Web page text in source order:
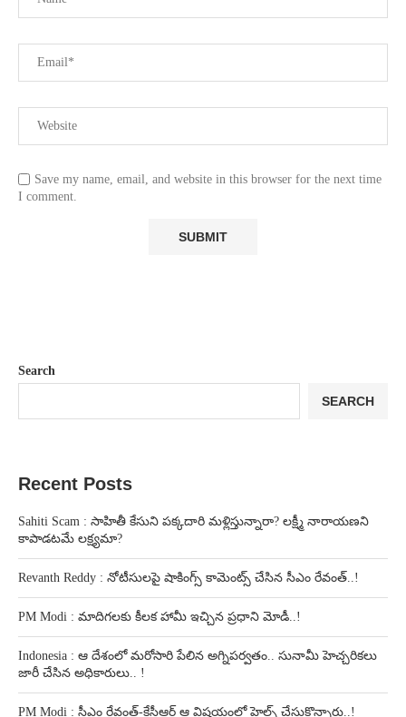
Save my name, email, and website in this browser for the next time
I comment.
Search
SEARCH
Recent Posts
Sahiti Scam : సాహితీ కేసుని పక్కదారి మళ్లిస్తున్నారా? లక్ష్మీ నారాయణని
కాపాడటమే లక్ష్యమా?
Revanth Reddy : నోటీసులపై షాకింగ్స్ కామెంట్స్ చేసిన సీఎం రేవంత్..!
PM Modi : మాదిగలకు కీలక హామీ ఇచ్చిన ప్రధాని మోడీ..!
Indonesia : ఆ దేశంలో మరోసారి పేలిన అగ్నిపర్వతం.. సునామీ హెచ్చరికలు
జారీ చేసిన అధికారులు.. !
PM Modi : సీఎం రేవంత్-కేసీఆర్ ఆ విషయంలో హెల్ప్ చేసుకొన్నారు..!